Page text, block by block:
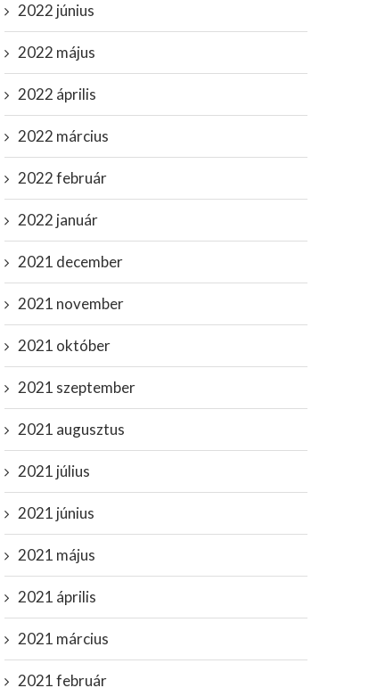
2022 június
2022 május
2022 április
2022 március
2022 február
2022 január
2021 december
2021 november
2021 október
2021 szeptember
2021 augusztus
2021 július
2021 június
2021 május
2021 április
2021 március
2021 február